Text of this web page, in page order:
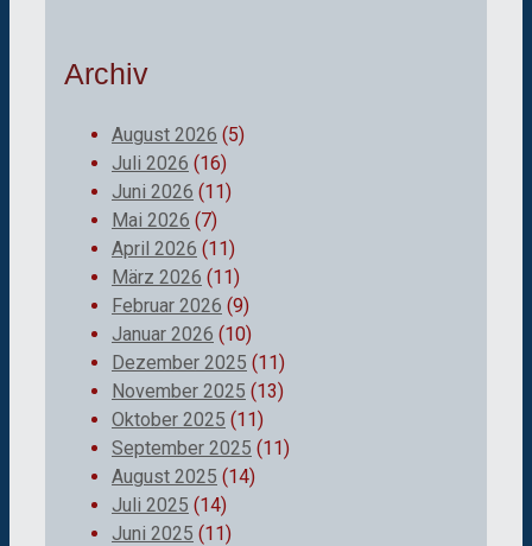
Archiv
August 2026 (5)
Juli 2026 (16)
Juni 2026 (11)
Mai 2026 (7)
April 2026 (11)
März 2026 (11)
Februar 2026 (9)
Januar 2026 (10)
Dezember 2025 (11)
November 2025 (13)
Oktober 2025 (11)
September 2025 (11)
August 2025 (14)
Juli 2025 (14)
Juni 2025 (11)